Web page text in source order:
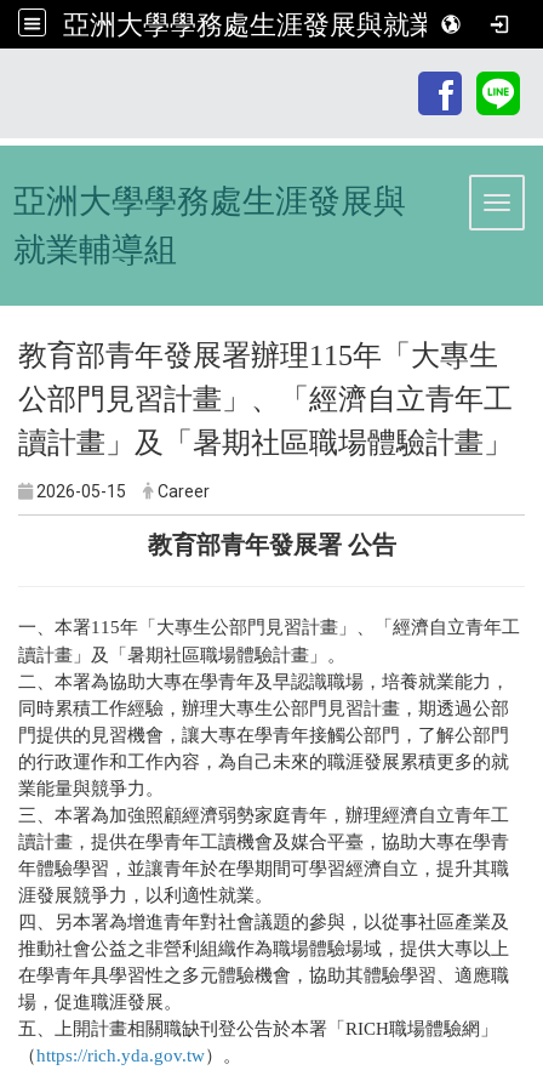
亞洲大學學務處生涯發展與就業輔導組
亞洲大學學務處生涯發展與
就業輔導組
教育部青年發展署辦理115年「大專生
公部門見習計畫」、「經濟自立青年工
讀計畫」及「暑期社區職場體驗計畫」
2026-05-15 Career
教育部青年發展署 公告
一、本署115年「大專生公部門見習計畫」、「經濟自立青年工
讀計畫」及「暑期社區職場體驗計畫」。
二、本署為協助大專在學青年及早認識職場，培養就業能力，
同時累積工作經驗，辦理大專生公部門見習計畫，期透過公部
門提供的見習機會，讓大專在學青年接觸公部門，了解公部門
的行政運作和工作內容，為自己未來的職涯發展累積更多的就
業能量與競爭力。
三、本署為加強照顧經濟弱勢家庭青年，辦理經濟自立青年工
讀計畫，提供在學青年工讀機會及媒合平臺，協助大專在學青
年體驗學習，並讓青年於在學期間可學習經濟自立，提升其職
涯發展競爭力，以利適性就業。
四、另本署為增進青年對社會議題的參與，以從事社區產業及
推動社會公益之非營利組織作為職場體驗場域，提供大專以上
在學青年具學習性之多元體驗機會，協助其體驗學習、適應職
場，促進職涯發展。
五、上開計畫相關職缺刊登公告於本署「RICH職場體驗網」
（https://rich.yda.gov.tw）。